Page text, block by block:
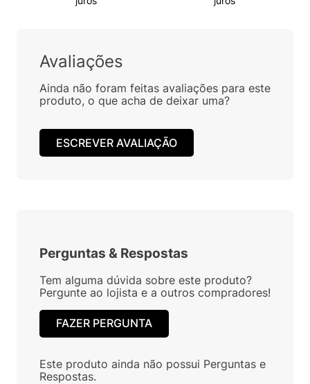
Avaliações
Ainda não foram feitas avaliações para este
produto, o que acha de deixar uma?
ESCREVER AVALIAÇÃO
Perguntas & Respostas
Tem alguma dúvida sobre este produto?
Pergunte ao lojista e a outros compradores!
FAZER PERGUNTA
Este produto ainda não possui Perguntas e
Respostas.